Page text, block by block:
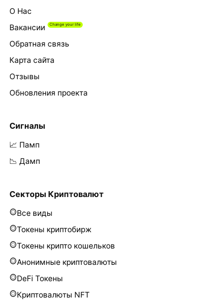
О Нас
Вакансии
Обратная связь
Карта сайта
Отзывы
Обновления проекта
Сигналы
📈 Памп
📉 Дамп
Секторы Криптовалют
Все виды
Токены криптобирж
Токены крипто кошельков
Анонимные криптовалюты
DeFi Токены
Криптовалюты NFT